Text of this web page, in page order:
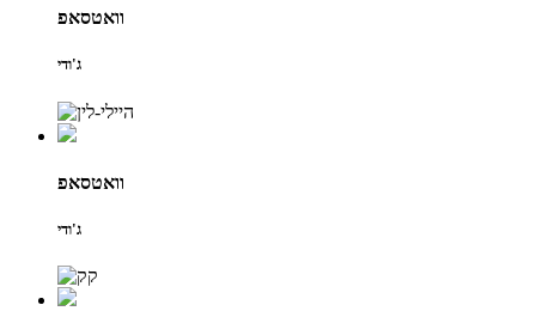
וואטסאפ
ג'ודי
וואטסאפ
ג'ודי